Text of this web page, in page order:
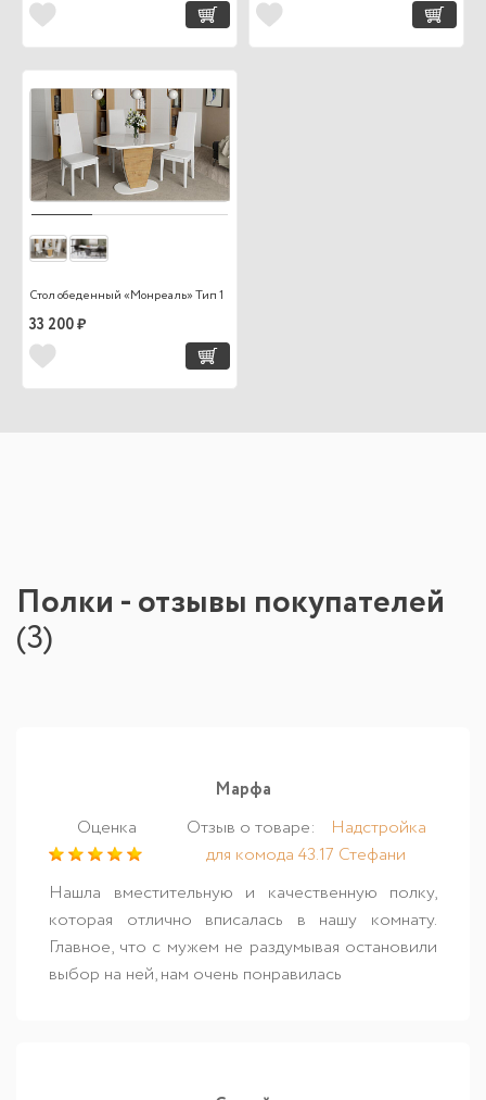
Стол обеденный «Монреаль» Тип 1
33 200 ₽
Полки - отзывы покупателей
(3)
Марфа
Оценка
Отзыв о товаре:
Надстройка
для комода 43.17 Стефани
Нашла вместительную и качественную полку,
которая отлично вписалась в нашу комнату.
Главное, что с мужем не раздумывая остановили
выбор на ней, нам очень понравилась